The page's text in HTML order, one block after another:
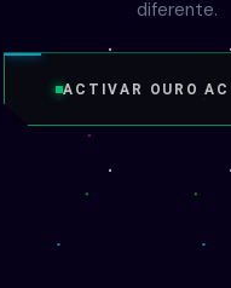
diferente.
ACTIVAR OURO